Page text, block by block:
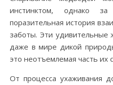
инстинктом, однако
поразительная история
заботы. Эти удивительные
даже в мире дикой
это неотъемлемая часть их
От процесса ухаживания